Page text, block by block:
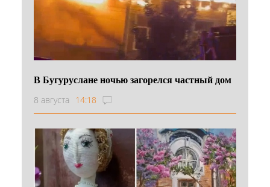
В Бугуруслане ночью загорелся частный дом
8 августа 14:18